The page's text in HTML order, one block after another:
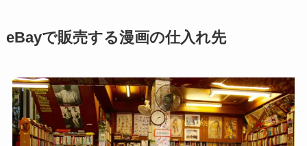
eBayで販売する漫画の仕入れ先